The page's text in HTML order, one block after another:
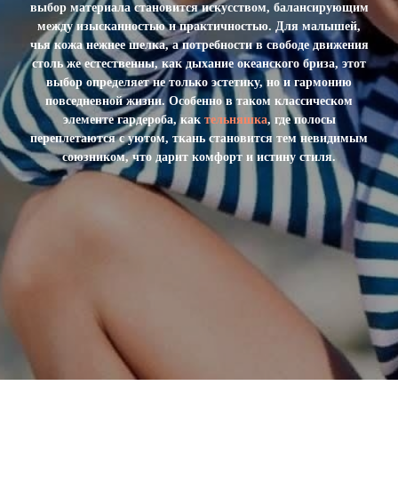
выбор материала становится искусством, балансирующим
между изысканностью и практичностью. Для малышей,
чья кожа нежнее шелка, а потребности в свободе движения
столь же естественны, как дыхание океанского бриза, этот
выбор определяет не только эстетику, но и гармонию
повседневной жизни. Особенно в таком классическом
элементе гардероба, как тельняшка, где полосы
переплетаются с уютом, ткань становится тем невидимым
союзником, что дарит комфорт и истину стиля.